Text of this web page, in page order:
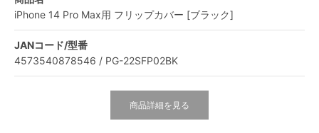
iPhone 14 Pro Max用 フリップカバー [ブラック]
JANコード/型番
4573540878546 / PG-22SFP02BK
商品詳細を見る